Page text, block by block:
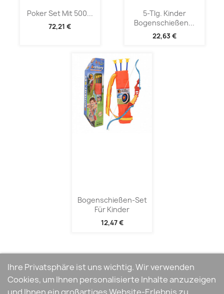
Poker Set Mit 500...
72,21 €
5-Tlg. Kinder
Bogenschießen...
22,63 €
Bogenschießen-Set
Für Kinder
12,47 €
Ihre Privatsphäre ist uns wichtig. Wir verwenden
Cookies, um Ihnen personalisierte Inhalte anzuzeigen